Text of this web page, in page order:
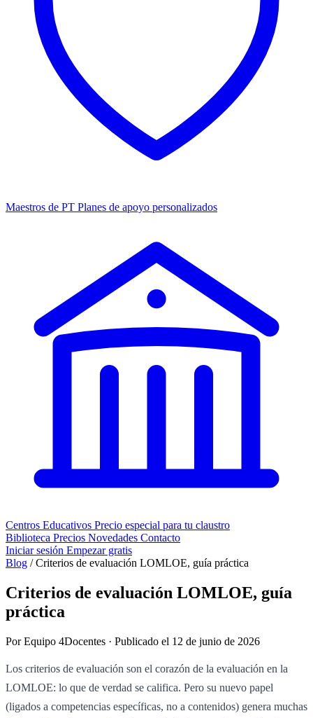
Maestros de PT Planes de apoyo personalizados
Centros Educativos Precio especial para tu claustro
Biblioteca Precios Novedades Contacto
Iniciar sesión Empezar gratis
Blog /Criterios de evaluación LOMLOE, guía práctica
Criterios de evaluación LOMLOE, guía
práctica
Por Equipo 4Docentes · Publicado el 12 de junio de 2026
Los criterios de evaluación son el corazón de la evaluación en la
LOMLOE: lo que de verdad se califica. Pero su nuevo papel
(ligados a competencias específicas, no a contenidos) genera muchas